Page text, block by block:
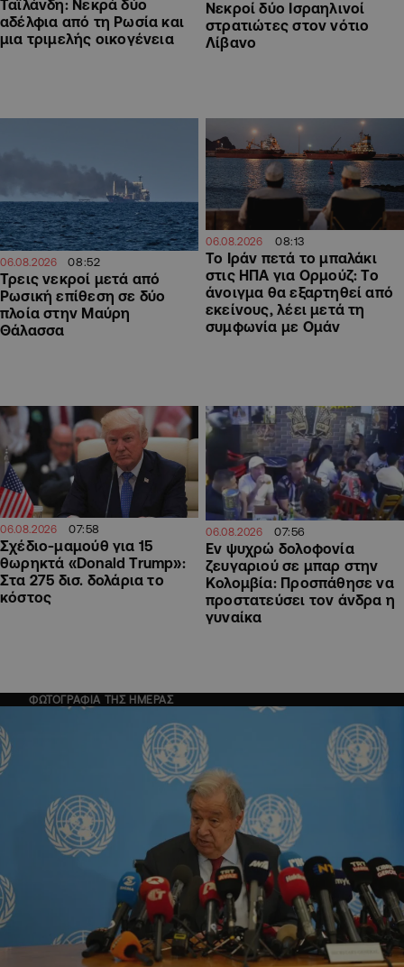
Ταϊλάνδη: Νεκρά δύο
αδέλφια από τη Ρωσία και
μια τριμελής οικογένεια
Νεκροί δύο Ισραηλινοί
στρατιώτες στον νότιο
Λίβανο
06.08.2026 08:52
Τρεις νεκροί μετά από
Ρωσική επίθεση σε δύο
πλοία στην Μαύρη
Θάλασσα
06.08.2026 08:13
Το Ιράν πετά το μπαλάκι
στις ΗΠΑ για Ορμούζ: Το
άνοιγμα θα εξαρτηθεί από
εκείνους, λέει μετά τη
συμφωνία με Ομάν
06.08.2026 07:58
Σχέδιο-μαμούθ για 15
θωρηκτά «Donald Trump»:
Στα 275 δισ. δολάρια το
κόστος
06.08.2026 07:56
Εν ψυχρώ δολοφονία
ζευγαριού σε μπαρ στην
Κολομβία: Προσπάθησε να
προστατεύσει τον άνδρα η
γυναίκα
ΦΩΤΟΓΡΑΦΙΑ ΤΗΣ ΗΜΕΡΑΣ